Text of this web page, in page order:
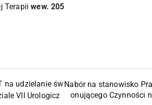
Terapiiwew. 205
na udzielanie św
VII Urologicz
Nabór na stanowisko
onującego Czynności